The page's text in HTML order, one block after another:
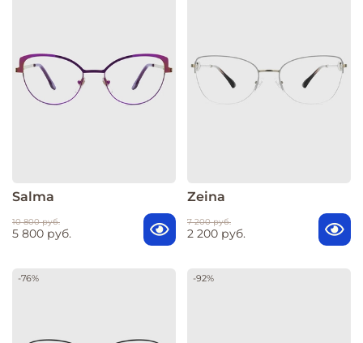
Salma
10 800 руб.
5 800 руб.
Zeina
7 200 руб.
2 200 руб.
-76% -92%